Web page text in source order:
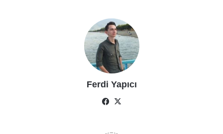
Ferdi Yapıcı
Facebook